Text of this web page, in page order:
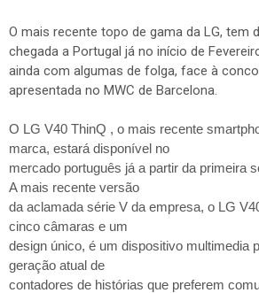
O mais recente topo de gama da LG, tem
chegada a Portugal já no início de
ainda com algumas de folga, face à
apresentada no MWC de Barcelona.
O LG V40 ThinQ , o mais recente
marca, estará disponível no
mercado português já a partir da primeira
A mais recente versão
da aclamada série V da empresa, o LG
cinco câmaras e um
design único, é um dispositivo multimedia
geração atual de
contadores de histórias que preferem